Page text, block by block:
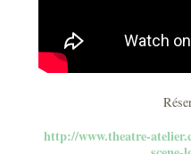
http://www.theatre-